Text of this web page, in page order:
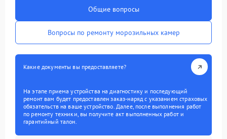
Общие вопросы
Вопросы по ремонту морозильных камер
Какие документы вы предоставляете?
На этапе приема устройства на диагностику и последующий
ремонт вам будет предоставлен заказ-наряд с указанием страховых
обязательств на ваше устройство. Далее, после выполнения работ
по ремонту техники, вы получите акт выполненных работ и
гарантийный талон.